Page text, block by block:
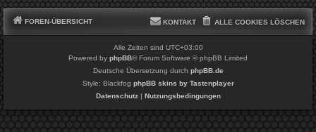
FOREN-ÜBERSICHT ALLE COOKIES LÖSCHEN
KONTAKT
Alle Zeiten sind UTC+03:00
Powered by phpBB® Forum Software © phpBB Limited
Deutsche Übersetzung durch phpBB.de
Style: Blackfog phpBB skins by Tastenplayer
Datenschutz| Nutzungsbedingungen